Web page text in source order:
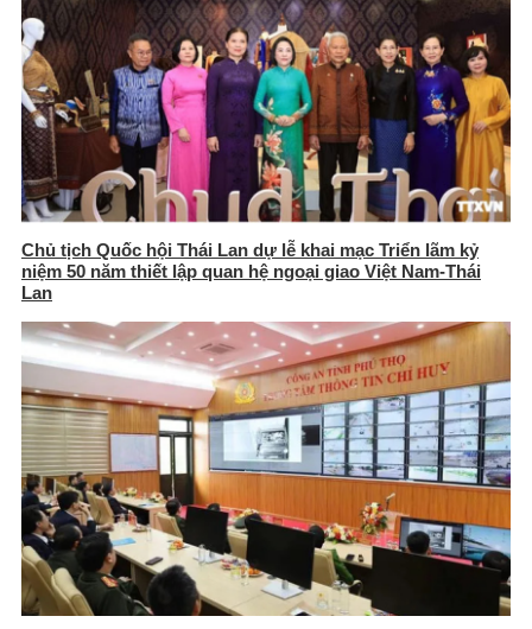
Chủ tịch Quốc hội Thái Lan dự lễ khai mạc Triển lãm kỷ
niệm 50 năm thiết lập quan hệ ngoại giao Việt Nam-Thái
Lan